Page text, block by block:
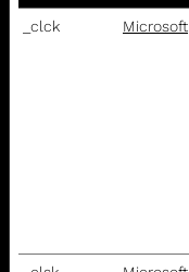
_clck Microsoft